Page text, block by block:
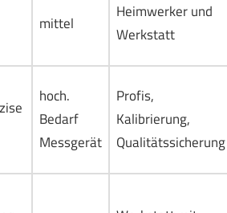
mittel
Heimwerker und
Werkstatt
hoch.
Bedarf
Messgerät
Profis,
Kalibrierung,
Qualitätssicherung